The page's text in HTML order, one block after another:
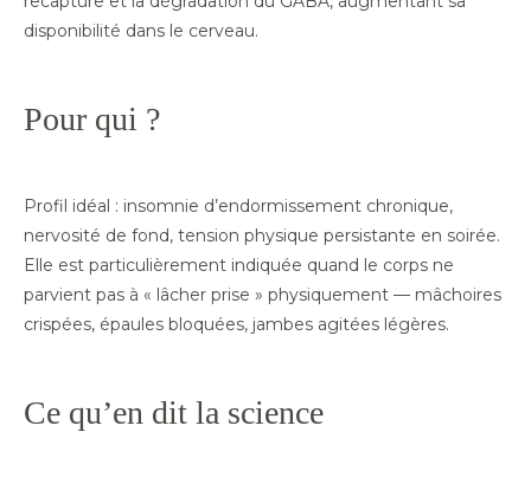
disponibilité dans le cerveau.
Pour qui ?
Profil idéal : insomnie d’endormissement chronique,
nervosité de fond, tension physique persistante en soirée.
Elle est particulièrement indiquée quand le corps ne
parvient pas à « lâcher prise » physiquement — mâchoires
crispées, épaules bloquées, jambes agitées légères.
Ce qu’en dit la science